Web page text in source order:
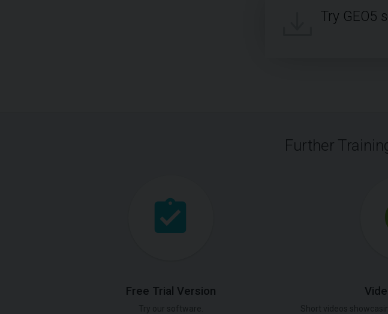
Try GEO5
Further
Free Trial Version